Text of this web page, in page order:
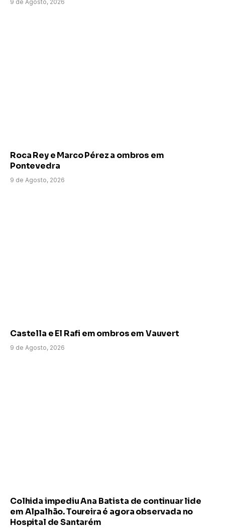
9 de Agosto, 2026
Roca Rey e Marco Pérez a ombros em
Pontevedra
9 de Agosto, 2026
Castella e El Rafi em ombros em Vauvert
9 de Agosto, 2026
Colhida impediu Ana Batista de continuar lide
em Alpalhão. Toureira é agora observada no
Hospital de Santarém